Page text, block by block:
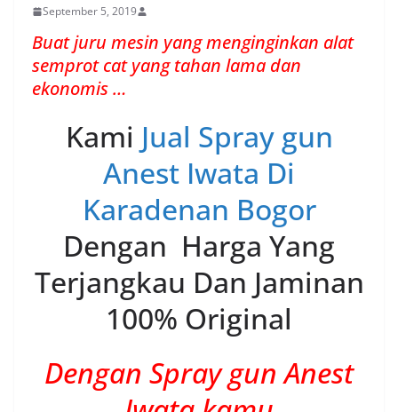
September 5, 2019
Buat juru mesin yang menginginkan alat
semprot cat yang tahan lama dan
ekonomis …
Kami Jual Spray gun
Anest Iwata Di
Karadenan Bogor
Dengan Harga Yang
Terjangkau Dan Jaminan
100% Original
Dengan Spray gun Anest